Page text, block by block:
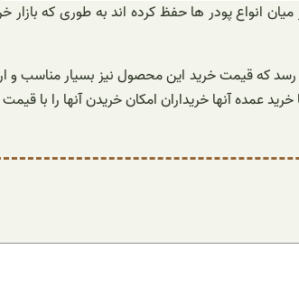
انواع پودر ها حفظ کرده اند به طوری که
قیمت خرید این محصول نیز بسیار مناسب و
عمده آنها خریداران امکان خریدن آنها را با